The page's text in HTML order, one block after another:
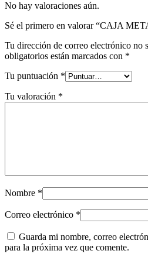
No hay valoraciones aún.
Sé el primero en valorar “CAJA
Tu dirección de correo electrónico no
obligatorios están marcados con *
Tu puntuación *
Tu valoración *
Nombre *
Correo electrónico *
Guarda mi nombre, correo
para la próxima vez que comente.